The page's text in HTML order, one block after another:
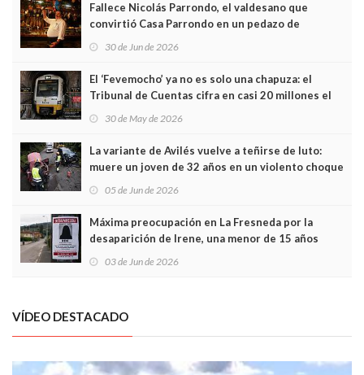
Fallece Nicolás Parrondo, el valdesano que
convirtió Casa Parrondo en un pedazo de
Asturias en Madrid
30 de Jun de 2026
El ‘Fevemocho’ ya no es solo una chapuza: el
Tribunal de Cuentas cifra en casi 20 millones el
sobrecoste de los trenes que no cabían por los
30 de May de 2026
La variante de Avilés vuelve a teñirse de luto:
muere un joven de 32 años en un violento choque
frontal
05 de Jun de 2026
Máxima preocupación en La Fresneda por la
desaparición de Irene, una menor de 15 años
03 de Jun de 2026
VÍDEO DESTACADO